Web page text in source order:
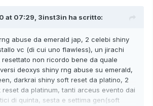
at 07:29, 3inst3in ha scritto:
abuse da emerald jap, 2 celebi shiny
vc (di cui uno flawless), un jirachi
non ricordo bene da quale
deoxys shiny rng abuse su emerald,
darkrai shiny soft reset da platino, 2
reset da platinum, tanti arceus evento dai
di quinta, sesta e settima gen(soft